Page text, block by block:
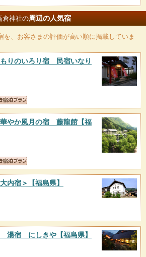
倉神社の周辺の人気宿
を、お客さまの評価が高い順に掲載していま
りのいろり宿 民宿いなり
やか風月の宿 藤龍館 【福
内宿＞ 【福島県】
湯宿 にしきや 【福島県】